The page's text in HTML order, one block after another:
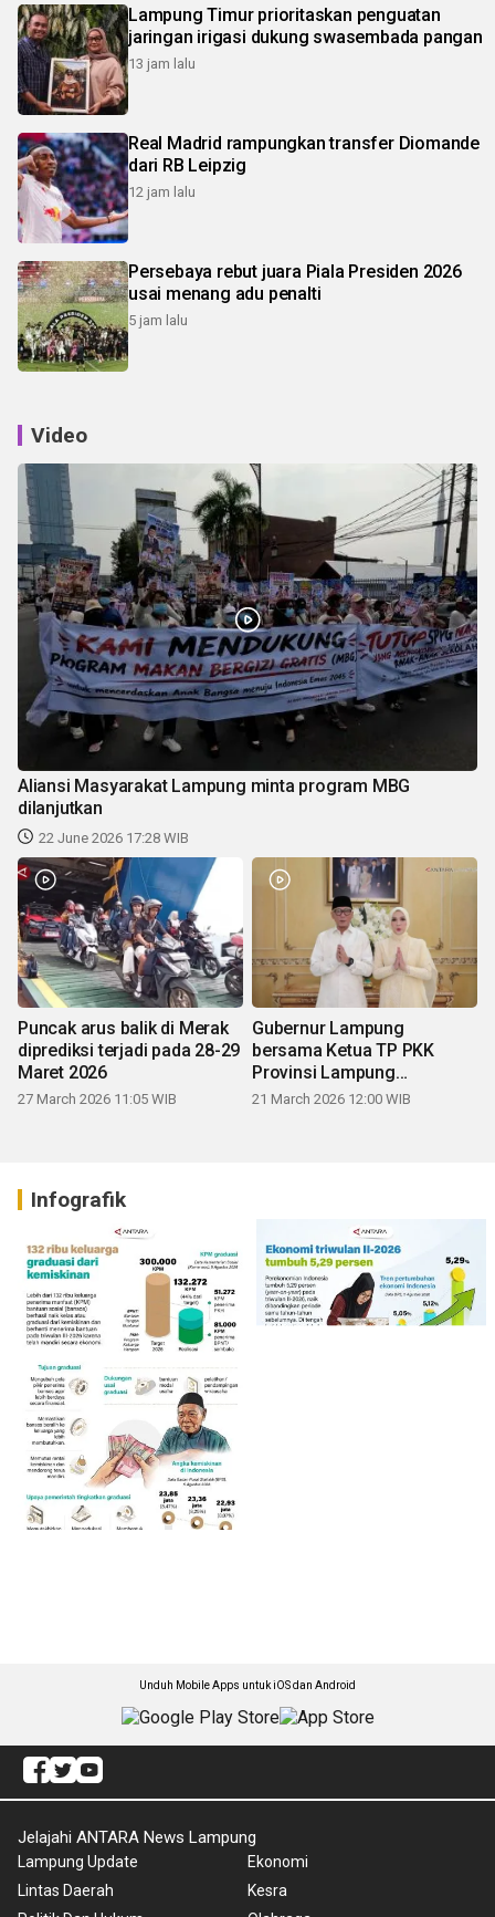
Lampung Timur prioritaskan penguatan
jaringan irigasi dukung swasembada pangan
13 jam lalu
Real Madrid rampungkan transfer Diomande
dari RB Leipzig
12 jam lalu
Persebaya rebut juara Piala Presiden 2026
usai menang adu penalti
5 jam lalu
Video
Aliansi Masyarakat Lampung minta program MBG
dilanjutkan
22 June 2026 17:28 WIB
Puncak arus balik di Merak
diprediksi terjadi pada 28-29
Maret 2026
27 March 2026 11:05 WIB
Gubernur Lampung
bersama Ketua TP PKK
Provinsi Lampung
mengucapkan Selamat Hari
21 March 2026 12:00 WIB
Infografik
Unduh Mobile Apps untuk iOS dan Android
Jelajahi ANTARA News Lampung
Lampung Update
Lintas Daerah
Ekonomi
Kesra